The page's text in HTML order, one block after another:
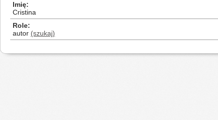
Imię
Cristina
Role
autor (szukaj)